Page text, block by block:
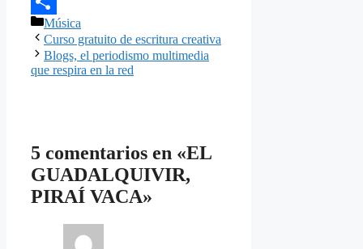
Compartir
Categorías
Música
Curso gratuito de escritura creativa
Blogs, el periodismo multimedia
que respira en la red
5 comentarios en «EL
GUADALQUIVIR,
PIRAÍ VACA»